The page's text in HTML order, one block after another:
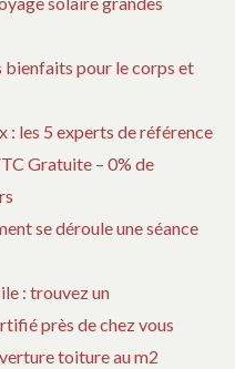
bienfaits pour le corps et
: les 5 experts de référence
Gratuite – 0% de
se déroule une séance
: trouvez un
près de chez vous
toiture au m2